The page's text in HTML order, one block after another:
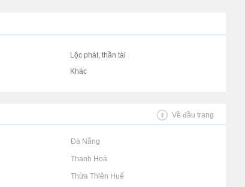
Lộc phát, thần tài
Khác
Về đầu trang
Rao vặt tại Đà Nẵng
Rao vặt tại Thanh Hoá
Rao vặt tại Thừa Thiên Huế